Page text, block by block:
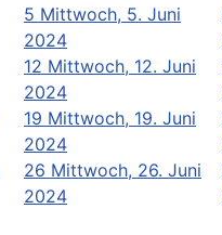
5 Mittwoch, 5. Juni
2024
12 Mittwoch, 12. Juni
2024
19 Mittwoch, 19. Juni
2024
26 Mittwoch, 26. Juni
2024